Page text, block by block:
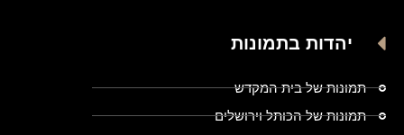
יהדות בתמונות
תמונות של בית המקדש
תמונות של הכותל וירושלים